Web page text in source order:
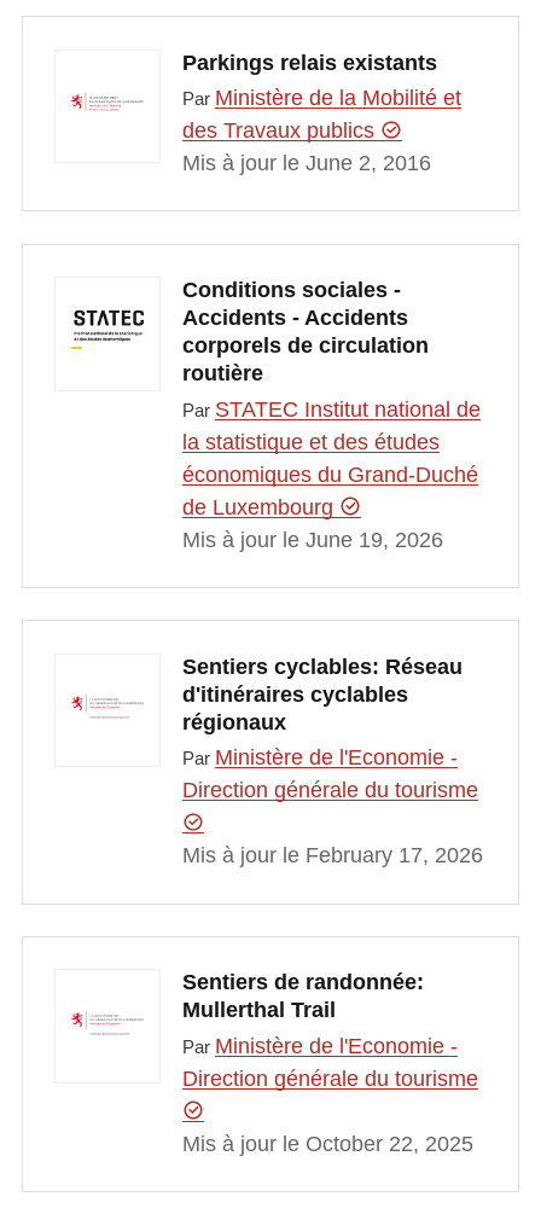
Parkings relais existants
Par Ministère de la Mobilité et
des Travaux publics
Mis à jour le June 2, 2016
Conditions sociales -
Accidents - Accidents
corporels de circulation
routière
Par STATEC Institut national de
la statistique et des études
économiques du Grand-Duché
de Luxembourg
Mis à jour le June 19, 2026
Sentiers cyclables: Réseau
d'itinéraires cyclables
régionaux
Par Ministère de l'Economie -
Direction générale du tourisme
Mis à jour le February 17, 2026
Sentiers de randonnée:
Mullerthal Trail
Par Ministère de l'Economie -
Direction générale du tourisme
Mis à jour le October 22, 2025